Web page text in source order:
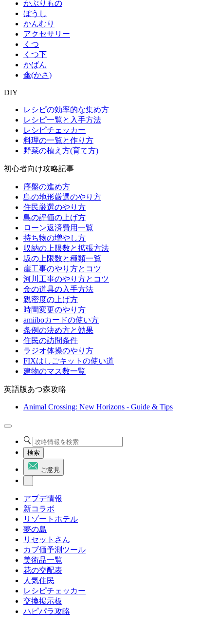
かぶりもの
ぼうし
かんむり
アクセサリー
くつ
くつ下
かばん
傘(かさ)
DIY
レシピの効率的な集め方
レシピ一覧と入手方法
レシピチェッカー
料理の一覧と作り方
野菜の植え方(育て方)
初心者向け攻略記事
序盤の進め方
島の地形厳選のやり方
住民厳選のやり方
島の評価の上げ方
ローン返済費用一覧
持ち物の増やし方
収納の上限数と拡張方法
坂の上限数と種類一覧
崖工事のやり方とコツ
河川工事のやり方とコツ
金の道具の入手方法
親密度の上げ方
時間変更のやり方
amiiboカードの使い方
条例の決め方と効果
住民の訪問条件
ラジオ体操のやり方
FIXはしごキットの使い道
建物のマス数一覧
英語版あつ森攻略
Animal Crossing: New Horizons - Guide & Tips
検索
ご意見
アプデ情報
新コラボ
リゾートホテル
夢の島
リセットさん
カブ価予測ツール
美術品一覧
花の交配表
人気住民
レシピチェッカー
交換掲示板
ハピパラ攻略